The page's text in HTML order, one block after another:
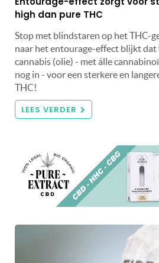
high dan pure THC
Stop met blindstaren op het THC-
naar het entourage-effect blijkt
cannabis (olie) - met álle
nog in - voor een sterkere en
THC!
LEES VERDER